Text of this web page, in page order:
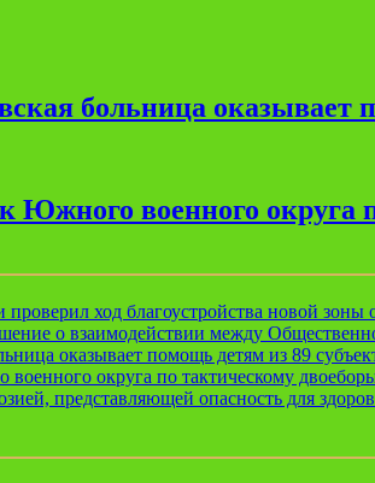
больница оказывает
Южного военного округа
ход благоустройства новой зоны
о взаимодействии между
оказывает помощь детям из 89
округа по тактическому
представляющей опасность для